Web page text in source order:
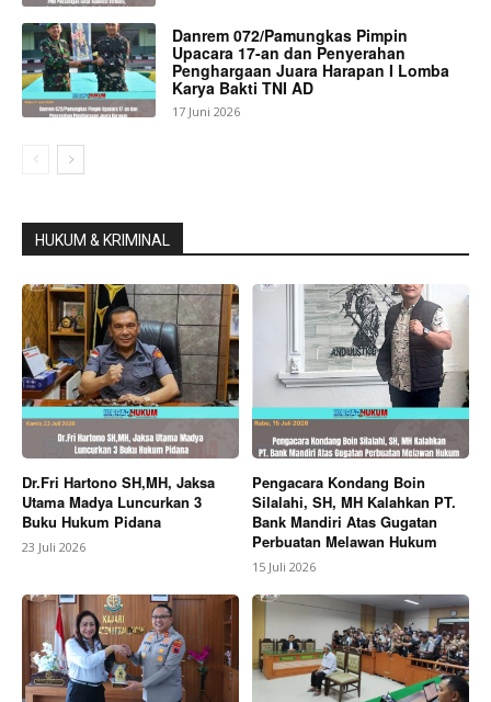
Danrem 072/Pamungkas Pimpin
Upacara 17-an dan Penyerahan
Penghargaan Juara Harapan I Lomba
Karya Bakti TNI AD
17 Juni 2026
HUKUM & KRIMINAL
Dr.Fri Hartono SH,MH, Jaksa
Utama Madya Luncurkan 3
Buku Hukum Pidana
23 Juli 2026
Pengacara Kondang Boin
Silalahi, SH, MH Kalahkan PT.
Bank Mandiri Atas Gugatan
Perbuatan Melawan Hukum
15 Juli 2026